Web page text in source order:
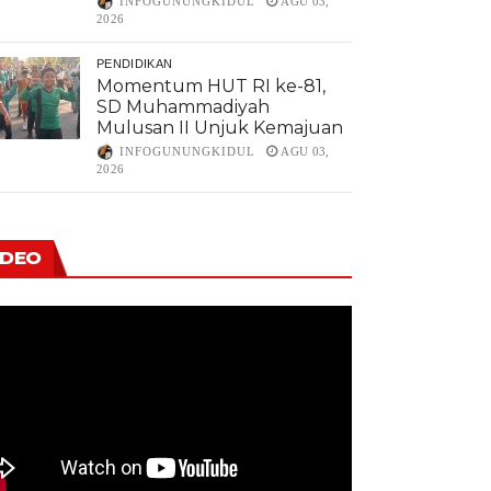
2026
PENDIDIKAN
Momentum HUT RI ke-81,
SD Muhammadiyah
Mulusan II Unjuk Kemajuan
INFOGUNUNGKIDUL
AGU 03,
2026